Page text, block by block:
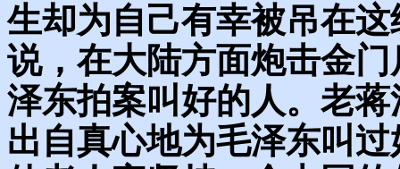
生却为自己有幸被吊在
说，在大陆方面炮击金
泽东拍案叫好的人。老
出自真心地为毛泽东叫